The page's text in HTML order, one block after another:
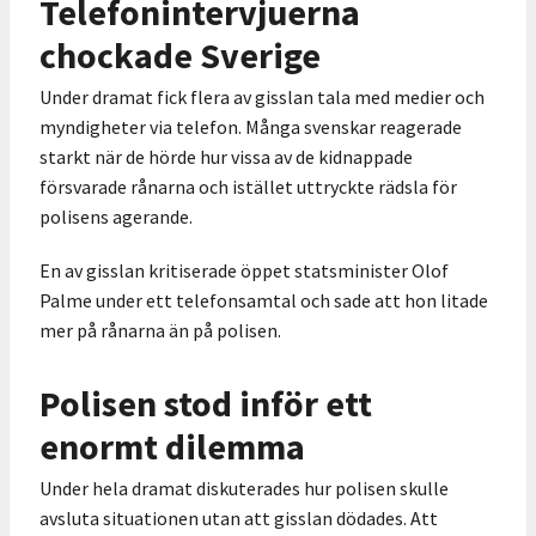
Telefonintervjuerna
chockade Sverige
Under dramat fick flera av gisslan tala med medier och
myndigheter via telefon. Många svenskar reagerade
starkt när de hörde hur vissa av de kidnappade
försvarade rånarna och istället uttryckte rädsla för
polisens agerande.
En av gisslan kritiserade öppet statsminister Olof
Palme under ett telefonsamtal och sade att hon litade
mer på rånarna än på polisen.
Polisen stod inför ett
enormt dilemma
Under hela dramat diskuterades hur polisen skulle
avsluta situationen utan att gisslan dödades. Att